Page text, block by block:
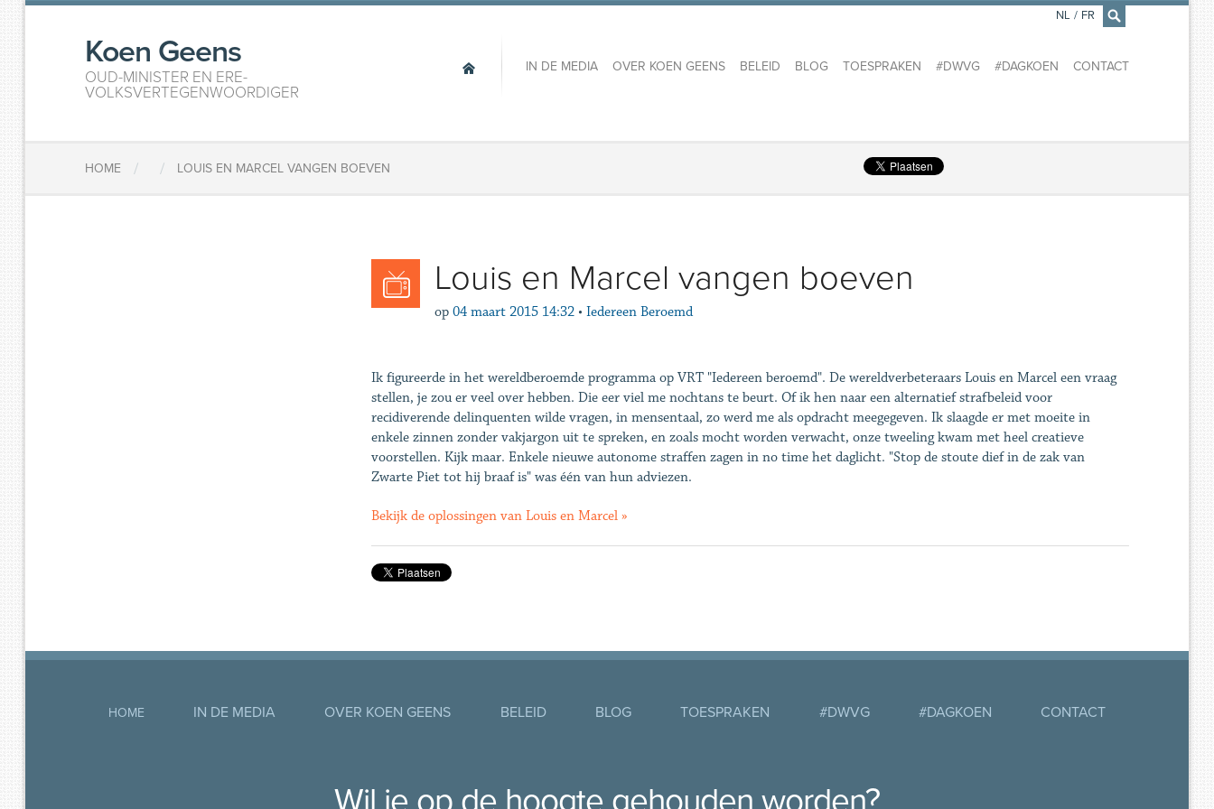
×
Koen Geens
OUD-MINISTER EN ERE-
VOLKSVERTEGENWOORDIGER
IN DE MEDIA OVER KOEN GEENS BELEID BLOG TOESPRAKEN #DWVG #DAGKOEN CONTACT
NL / FR
HOME / / LOUIS EN MARCEL VANGEN BOEVEN
Louis en Marcel vangen boeven
op 04 maart 2015 14:32 • Iedereen Beroemd
Ik figureerde in het wereldberoemde programma op VRT "Iedereen beroemd". De wereldverbeteraars Louis en Marcel een vraag
stellen, je zou er veel over hebben. Die eer viel me nochtans te beurt. Of ik hen naar een alternatief strafbeleid voor
recidiverende delinquenten wilde vragen, in mensentaal, zo werd me als opdracht meegegeven. Ik slaagde er met moeite in
enkele zinnen zonder vakjargon uit te spreken, en zoals mocht worden verwacht, onze tweeling kwam met heel creatieve
voorstellen. Kijk maar. Enkele nieuwe autonome straffen zagen in no time het daglicht. "Stop de stoute dief in de zak van
Zwarte Piet tot hij braaf is" was één van hun adviezen.
Bekijk de oplossingen van Louis en Marcel »
HOME IN DE MEDIA OVER KOEN GEENS BELEID BLOG TOESPRAKEN #DWVG #DAGKOEN CONTACT